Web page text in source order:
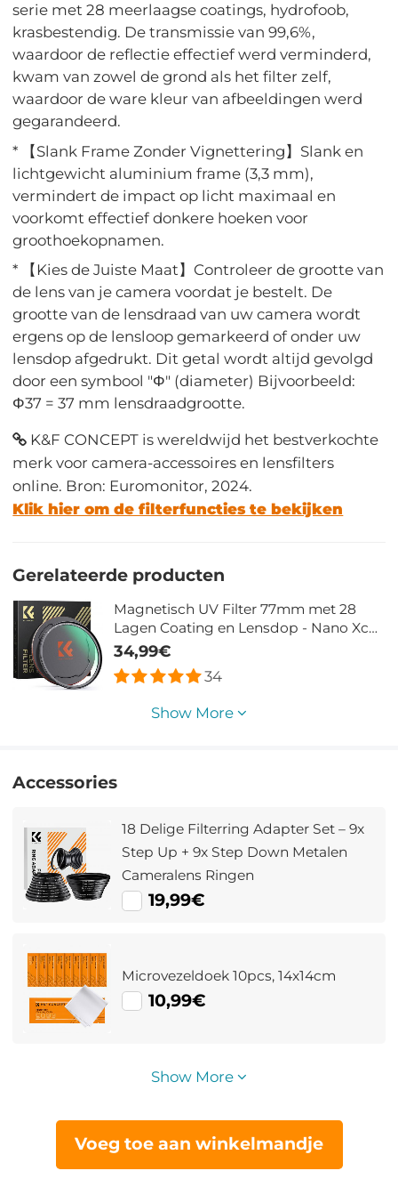
serie met 28 meerlaagse coatings, hydrofoob,
krasbestendig. De transmissie van 99,6%,
waardoor de reflectie effectief werd verminderd,
kwam van zowel de grond als het filter zelf,
waardoor de ware kleur van afbeeldingen werd
gegarandeerd.
* 【Slank Frame Zonder Vignettering】Slank en
lichtgewicht aluminium frame (3,3 mm),
vermindert de impact op licht maximaal en
voorkomt effectief donkere hoeken voor
groothoekopnamen.
* 【Kies de Juiste Maat】Controleer de grootte van
de lens van je camera voordat je bestelt. De
grootte van de lensdraad van uw camera wordt
ergens op de lensloop gemarkeerd of onder uw
lensdop afgedrukt. Dit getal wordt altijd gevolgd
door een symbool "Φ" (diameter) Bijvoorbeeld:
Φ37 = 37 mm lensdraadgrootte.
K&F CONCEPT is wereldwijd het bestverkochte
merk voor camera-accessoires en lensfilters
online. Bron: Euromonitor, 2024.
Klik hier om de filterfuncties te bekijken
Gerelateerde producten
Magnetisch UV Filter 77mm met 28
Lagen Coating en Lensdop - Nano Xcel
Serie
34,99€
34
Show More
Accessories
18 Delige Filterring Adapter Set – 9x
Step Up + 9x Step Down Metalen
Cameralens Ringen
19,99€
Microvezeldoek 10pcs, 14x14cm
10,99€
Show More
Voeg toe aan winkelmandje